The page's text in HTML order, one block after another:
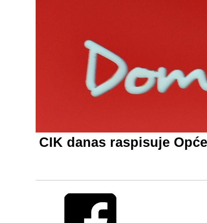
CIK danas raspisuje